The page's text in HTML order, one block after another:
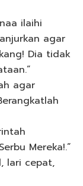
ilaihi
agar
Dia tidak
agar
Mereka!.”
lari cepat,